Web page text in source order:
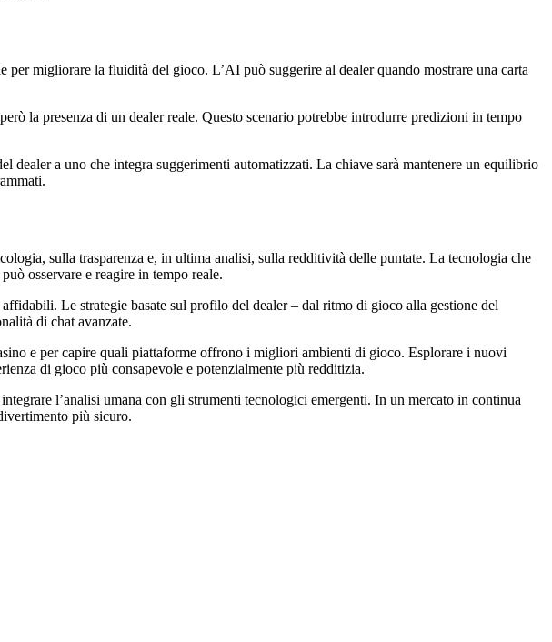
migliorare la fluidità del gioco. L’AI può suggerire al dealer quando mostrare una carta
la presenza di un dealer reale. Questo scenario potrebbe introdurre predizioni in tempo
dealer a uno che integra suggerimenti automatizzati. La chiave sarà mantenere un equilibrio
sulla trasparenza e, in ultima analisi, sulla redditività delle puntate. La tecnologia che
osservare e reagire in tempo reale.
Le strategie basate sul profilo del dealer – dal ritmo di gioco alla gestione del
di chat avanzate.
e per capire quali piattaforme offrono i migliori ambienti di gioco. Esplorare i nuovi
di gioco più consapevole e potenzialmente più redditizia.
l’analisi umana con gli strumenti tecnologici emergenti. In un mercato in continua
più sicuro.